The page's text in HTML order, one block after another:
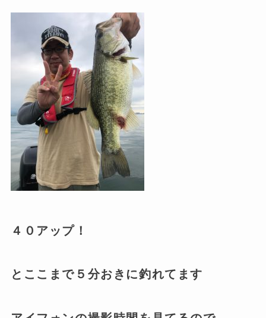
４０アップ！
とここまで５分おきに釣れてます